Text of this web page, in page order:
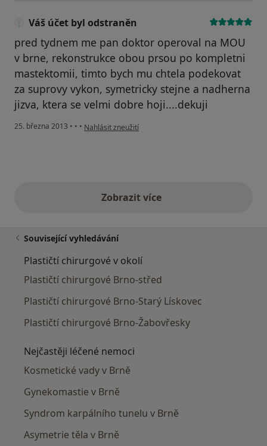
Váš účet byl odstraněn
pred tydnem me pan doktor operoval na MOU
v brne, rekonstrukce obou prsou po kompletni
mastektomii, timto bych mu chtela podekovat
za suprovy vykon, symetricky stejne a nadherna
jizva, ktera se velmi dobre hoji....dekuji
25. března 2013 • • • podle názoru uživatele Váš účet byl odstraněn
Nahlásit zneužití
Zobrazit vícevýše uvedené názory
Související vyhledávání
Plastičtí chirurgové v okolí
Plastičtí chirurgové Brno-střed
Plastičtí chirurgové Brno-Starý Lískovec
Plastičtí chirurgové Brno-Žabovřesky
Nejčastěji léčené nemoci
Kosmetické vady v Brně
Gynekomastie v Brně
Syndrom karpálního tunelu v Brně
Asymetrie těla v Brně